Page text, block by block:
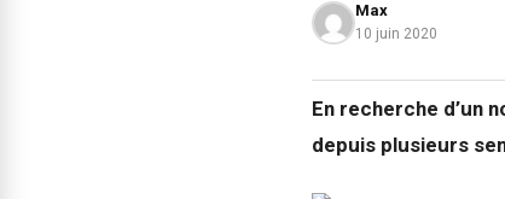
Max
10 juin 2020
En recherche d’un
depuis plusieurs